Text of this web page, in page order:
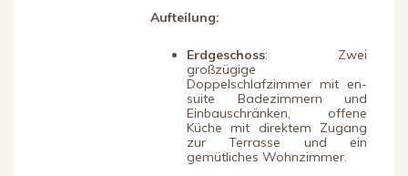
Aufteilung:
Erdgeschoss: Zwei
großzügige
Doppelschlafzimmer mit en-
suite Badezimmern und
Einbauschränken, offene
Küche mit direktem Zugang
zur Terrasse und ein
gemütliches Wohnzimmer.